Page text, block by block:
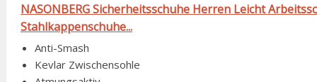
NASONBERG Sicherheitsschuhe Herren Leicht
Stahlkappenschuhe...
Anti-Smash
Kevlar Zwischensohle